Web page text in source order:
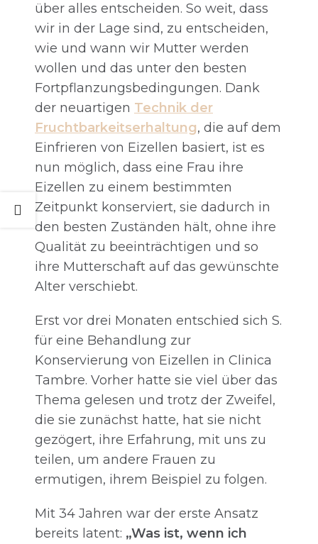
über alles entscheiden. So weit, dass
wir in der Lage sind, zu entscheiden,
wie und wann wir Mutter werden
wollen und das unter den besten
Fortpflanzungsbedingungen. Dank
der neuartigen Technik der
Fruchtbarkeitserhaltung, die auf dem
Einfrieren von Eizellen basiert, ist es
nun möglich, dass eine Frau ihre
Eizellen zu einem bestimmten
Zeitpunkt konserviert, sie dadurch in
den besten Zuständen hält, ohne ihre
Qualität zu beeinträchtigen und so
ihre Mutterschaft auf das gewünschte
Alter verschiebt.
Erst vor drei Monaten entschied sich S.
für eine Behandlung zur
Konservierung von Eizellen in Clinica
Tambre. Vorher hatte sie viel über das
Thema gelesen und trotz der Zweifel,
die sie zunächst hatte, hat sie nicht
gezögert, ihre Erfahrung, mit uns zu
teilen, um andere Frauen zu
ermutigen, ihrem Beispiel zu folgen.
Mit 34 Jahren war der erste Ansatz
bereits latent: „Was ist, wenn ich